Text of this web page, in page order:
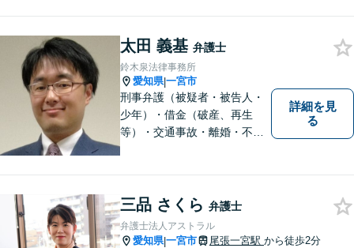
添うことを大切にしておりま
す。お気軽にご相談ください
【分割払い可】【完全個室】
太田 義基 弁護士
鈴木泉法律事務所
愛知県|一宮市
刑事弁護（被疑者・被告人・
少年）・借金（破産、再生
等）・交通事故・離婚・不貞
ラブル（相続、遺言等）・犯
罪被害者対応を主に取り扱っ
ております
詳細を見
る
三品 さくら 弁護士
弁護士法人アストラル
愛知県|一宮市 尾張一宮駅 から徒歩2分